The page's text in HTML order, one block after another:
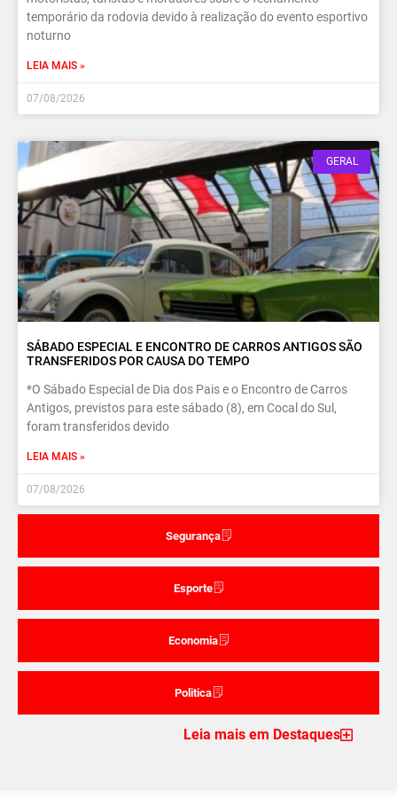
Segurança
Esporte
Economia
Politica
temporário da rodovia devido à realização do evento esportivo
noturno
LEIA MAIS »
07/08/2026
GERAL
SÁBADO ESPECIAL E ENCONTRO DE CARROS ANTIGOS SÃO
TRANSFERIDOS POR CAUSA DO TEMPO
*O Sábado Especial de Dia dos Pais e o Encontro de Carros
Antigos, previstos para este sábado (8), em Cocal do Sul,
foram transferidos devido
LEIA MAIS »
07/08/2026
Leia mais em Destaques